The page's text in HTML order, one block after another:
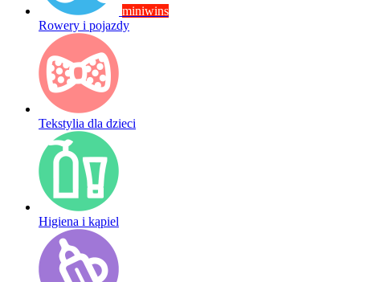
miniwins
Rowery i pojazdy
Tekstylia dla dzieci
Higiena i kąpiel